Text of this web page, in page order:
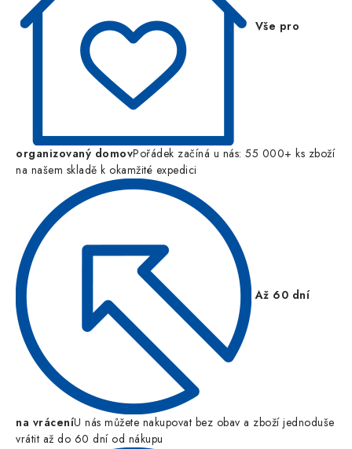
Vše pro
organizovaný domovPořádek začíná u nás: 55 000+ ks zboží
na našem skladě k okamžité expedici
Až 60 dní
na vráceníU nás můžete nakupovat bez obav a zboží jednoduše
vrátit až do 60 dní od nákupu